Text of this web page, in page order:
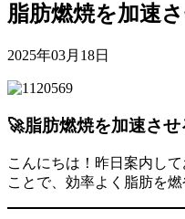
脂肪燃焼を加速
2025年03月18日
🚀脂肪燃焼を加速さ
こんにちは！昨日案内し
ことで、効率よく脂肪を